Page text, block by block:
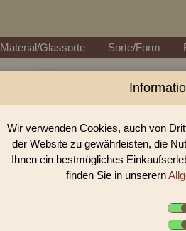
Material/Glassorte Sorte/Form
Perlen
In unserem Perlen Shop
facettierte
Wir verwenden Cookies, auch von
der Website zu gewährleisten, die
Ihnen ein bestmögliches
finden Sie in unserern